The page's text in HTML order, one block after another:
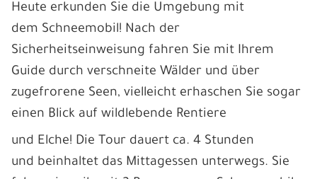
Heute erkunden Sie die Umgebung mit
dem Schneemobil! Nach der
Sicherheitseinweisung fahren Sie mit Ihrem
Guide durch verschneite Wälder und über
zugefrorene Seen, vielleicht erhaschen Sie sogar
einen Blick auf wildlebende Rentiere
und Elche! Die Tour dauert ca. 4 Stunden
und beinhaltet das Mittagessen unterwegs. Sie